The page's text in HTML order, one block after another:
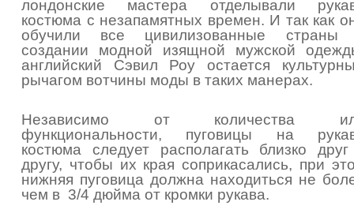
лондонские мастера отделывали
костюма с незапамятных времен. И так как
обучили все цивилизованные страны
создании модной изящной мужской
английский Сэвил Роу остается
рычагом вотчины моды в таких манерах.
Независимо от количества
функциональности, пуговицы на
костюма следует располагать близко
другу, чтобы их края соприкасались, при
нижняя пуговица должна находиться не
чем в 3/4 дюйма от кромки рукава.